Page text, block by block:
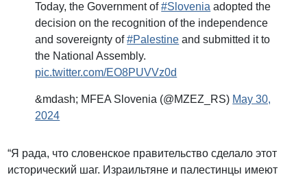
Today, the Government of#Slovenia adopted the
decision on the recognition of the independence
and sovereignty of#Palestine and submitted it to
the National Assembly.
pic.twitter.com/EO8PUVVz0d
&mdash; MFEA Slovenia (@MZEZ_RS) May 30,
2024
“Я рада, что словенское правительство сделало этот
исторический шаг. Израильтяне и палестинцы имеют